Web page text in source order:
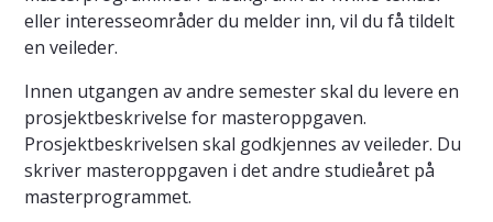
eller interesseområder du melder inn, vil du få tildelt
en veileder.
Innen utgangen av andre semester skal du levere en
prosjektbeskrivelse for masteroppgaven.
Prosjektbeskrivelsen skal godkjennes av veileder. Du
skriver masteroppgaven i det andre studieåret på
masterprogrammet.